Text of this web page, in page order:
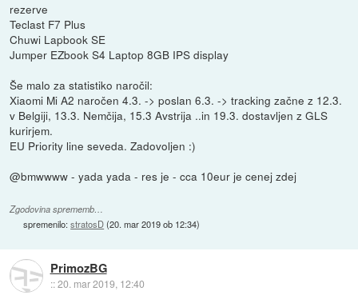
rezerve
Teclast F7 Plus
Chuwi Lapbook SE
Jumper EZbook S4 Laptop 8GB IPS display
Še malo za statistiko naročil:
Xiaomi Mi A2 naročen 4.3. -> poslan 6.3. -> tracking začne z 12.3.
v Belgiji, 13.3. Nemčija, 15.3 Avstrija ..in 19.3. dostavljen z GLS
kurirjem.
EU Priority line seveda. Zadovoljen :)
@bmwwww - yada yada - res je - cca 10eur je cenej zdej
Zgodovina sprememb…
spremenilo:stratosD(20. mar 2019 ob 12:34)
PrimozBG
::20. mar 2019, 12:40